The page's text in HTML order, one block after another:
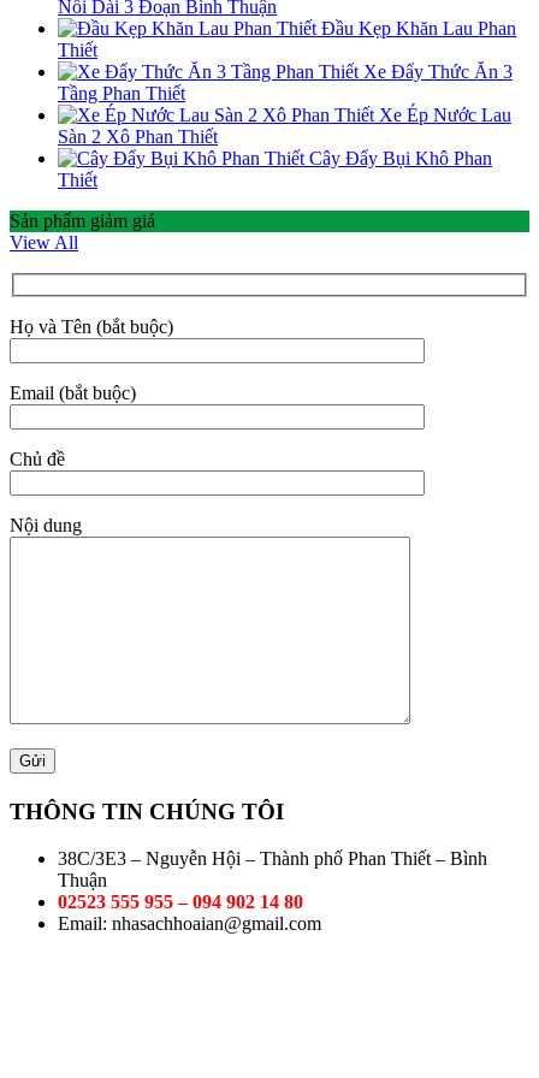
Nối Dài 3 Đoạn Bình Thuận
Đầu Kẹp Khăn Lau Phan
Thiết
Xe Đẩy Thức Ăn 3
Tầng Phan Thiết
Xe Ép Nước Lau
Sàn 2 Xô Phan Thiết
Cây Đẩy Bụi Khô Phan
Thiết
Sản phẩm giảm giá
View All
Họ và Tên (bắt buộc)
Email (bắt buộc)
Chủ đề
Nội dung
THÔNG TIN CHÚNG TÔI
38C/3E3 – Nguyễn Hội – Thành phố Phan Thiết – Bình
Thuận
02523 555 955 – 094 902 14 80
Email: nhasachhoaian@gmail.com